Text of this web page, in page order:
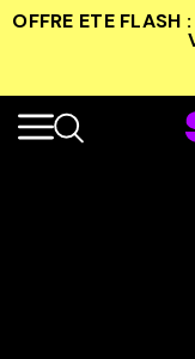
OFFRE ETE